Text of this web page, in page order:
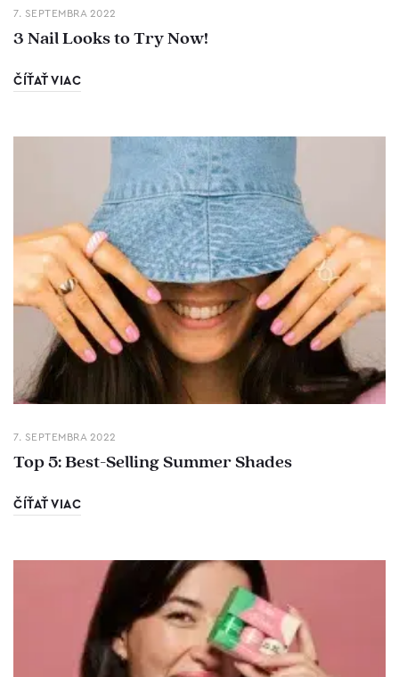
7. SEPTEMBRA 2022
3 Nail Looks to Try Now!
ČÍŤAŤ VIAC
7. SEPTEMBRA 2022
Top 5: Best-Selling Summer Shades
ČÍŤAŤ VIAC